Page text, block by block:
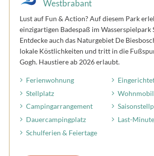
Westbrabant
Lust auf Fun & Action? Auf diesem Park
einzigartigen Badespaß im Wasserspielpark
Entdecke auch das Naturgebiet De
lokale Köstlichkeiten und tritt in die
Gogh. Haustiere ab 2026 erlaubt.
Ferienwohnung
Stellplatz
Campingarrangement
Dauercampingplatz
Last-Minute
Schulferien & Feiertage